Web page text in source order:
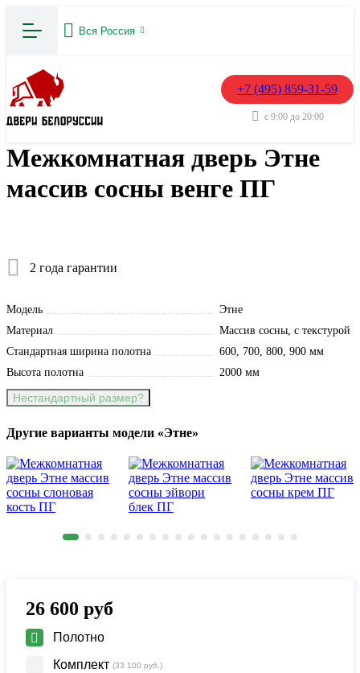
Вся Россия
+7 (495) 859-31-59
с 9:00 до 20:00
Межкомнатная дверь Этне
массив сосны венге ПГ
2 года гарантии
Модель
Этне
Материал
Массив сосны, с текстурой
Стандартная ширина полотна
600, 700, 800, 900 мм
Высота полотна
2000 мм
Нестандартный размер?
Другие варианты модели «Этне»
26 600 руб
Полотно
Комплект (33 100 руб.)